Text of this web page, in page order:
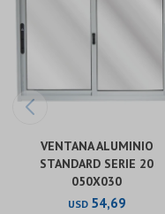
VENTANA ALUMINIO
STANDARD SERIE 20
050X030
USD 54,69